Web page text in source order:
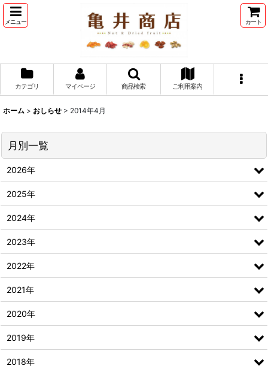
メニュー カート
カテゴリ マイページ 商品検索 ご利用案内
ホーム > おしらせ > 2014年4月
月別一覧
2026年
2025年
2024年
2023年
2022年
2021年
2020年
2019年
2018年